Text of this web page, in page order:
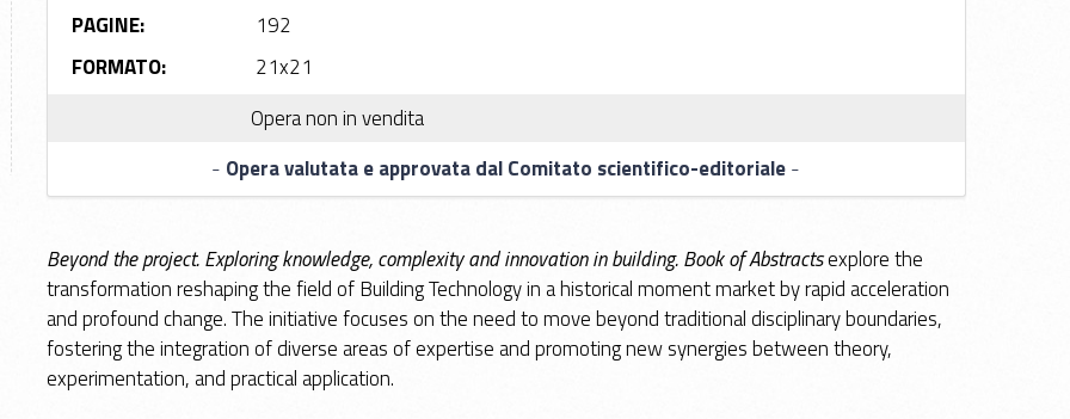
PAGINE:
192
FORMATO:
21x21
Opera non in vendita
- Opera valutata e approvata dal Comitato scientifico-editoriale-
Beyond the project. Exploring knowledge, complexity and innovation in building. Book of Abstractsexplore the
transformation reshaping the field of Building Technology in a historical moment market by rapid acceleration
and profound change. The initiative focuses on the need to move beyond traditional disciplinary boundaries,
fostering the integration of diverse areas of expertise and promoting new synergies between theory,
experimentation, and practical application.